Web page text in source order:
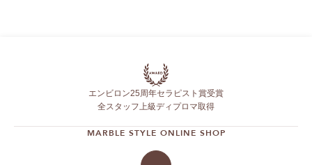
エンビロン25周年セラピスト賞受賞
全スタッフ上級ディプロマ取得
MARBLE STYLE ONLINE SHOP